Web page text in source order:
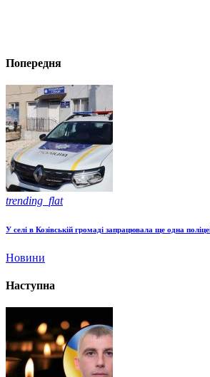
Попередня
trending_flat
У селі в Козівській громаді запрацювала ще одна
Новини
Наступна